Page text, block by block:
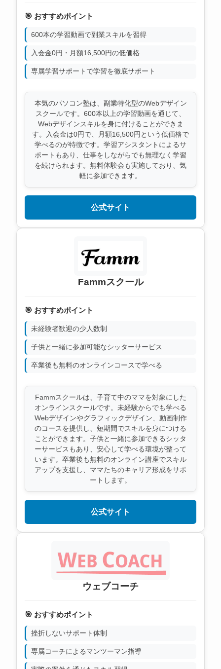
🎯 おすすめポイント
600本の学習動画で副業スキルを習得
入会金0円・月額16,500円の低価格
専属学習サポートで学習を徹底サポート
本気のパソコン塾は、副業特化型のWebデザイン
スクールです。600本以上の学習動画を通じて、
Webデザインスキルを身に付けることができま
す。入会金は0円で、月額16,500円という低価格で
学べるのが特徴です。学習アシスタントによるサ
ポートもあり、仕事をしながらでも無理なく学習
を続けられます。無料体験会も実施しており、気
軽に参加できます。
公式サイト
Fammスクール
🎯 おすすめポイント
未経験者歓迎の少人数制
子供と一緒に参加可能なシッターサービス
卒業後も無料のオンラインコースで学べる
Fammスクールは、子育て中のママを対象にした
オンラインスクールです。未経験からでも学べる
Webデザインやグラフィックデザイン、動画制作
のコースを提供し、短期間でスキルを身につける
ことができます。子供と一緒に参加できるシッタ
ーサービスもあり、安心して学べる環境が整って
います。卒業後も無料のオンライン講座でスキル
アップを支援し、ママたちのキャリア形成をサポ
ートします。
公式サイト
ウェブコーチ
🎯 おすすめポイント
挫折しないサポート体制
専属コーチによるマンツーマン指導